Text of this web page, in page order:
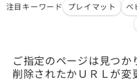
注目キーワード プレイマット ベ
ご指定のページは見つか
削除されたかＵＲＬが変